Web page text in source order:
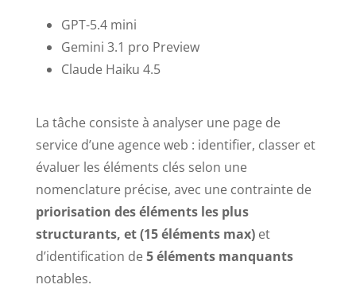
GPT-5.4 mini
Gemini 3.1 pro Preview
Claude Haiku 4.5
La tâche consiste à analyser une page de
service d’une agence web : identifier, classer et
évaluer les éléments clés selon une
nomenclature précise, avec une contrainte de
priorisation des éléments les plus
structurants, et (15 éléments max)et
d’identification de5 éléments manquants
notables.